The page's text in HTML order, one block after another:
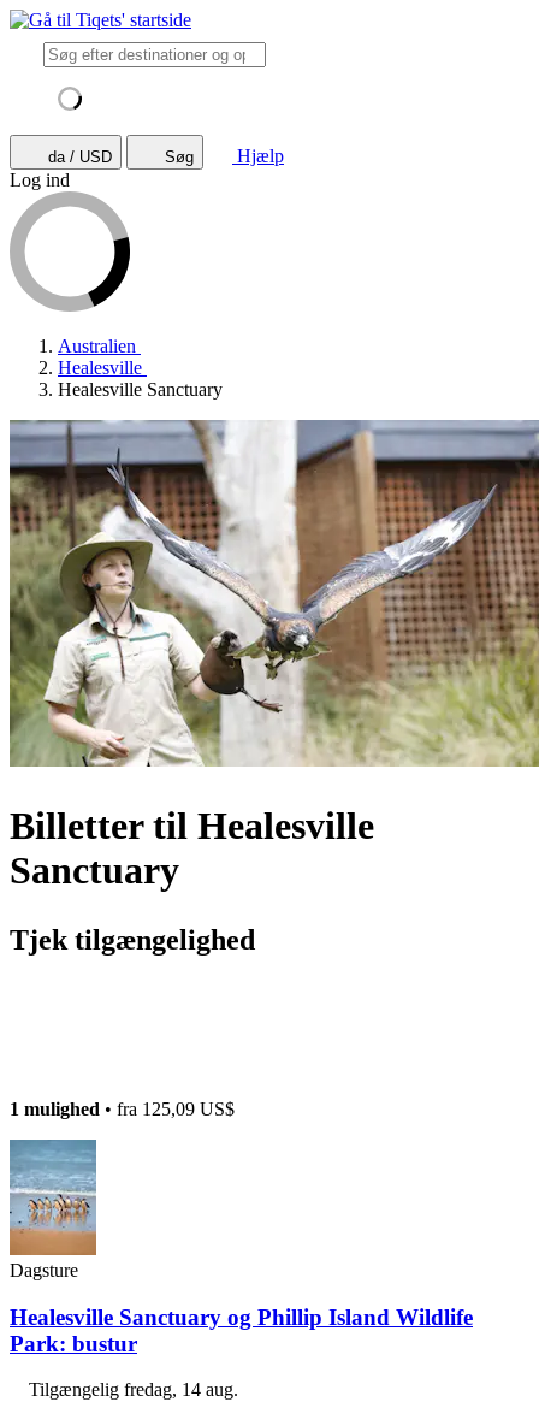
da / USD Søg
Hjælp
Log ind
Australien
Healesville
Healesville Sanctuary
Billetter til Healesville
Sanctuary
Tjek tilgængelighed
1 mulighed • fra 125,09 US$
Dagsture
Healesville Sanctuary og Phillip Island Wildlife
Park: bustur
Tilgængelig fredag, 14 aug.